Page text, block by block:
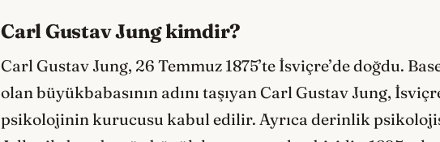
Carl Gustav Jung kimdir?
Carl Gustav Jung, 26 Temmuz 1875’te İsviçre’de doğdu.
olan büyükbabasının adını taşıyan Carl Gustav Jung,
psikolojinin kurucusu kabul edilir. Ayrıca derinlik